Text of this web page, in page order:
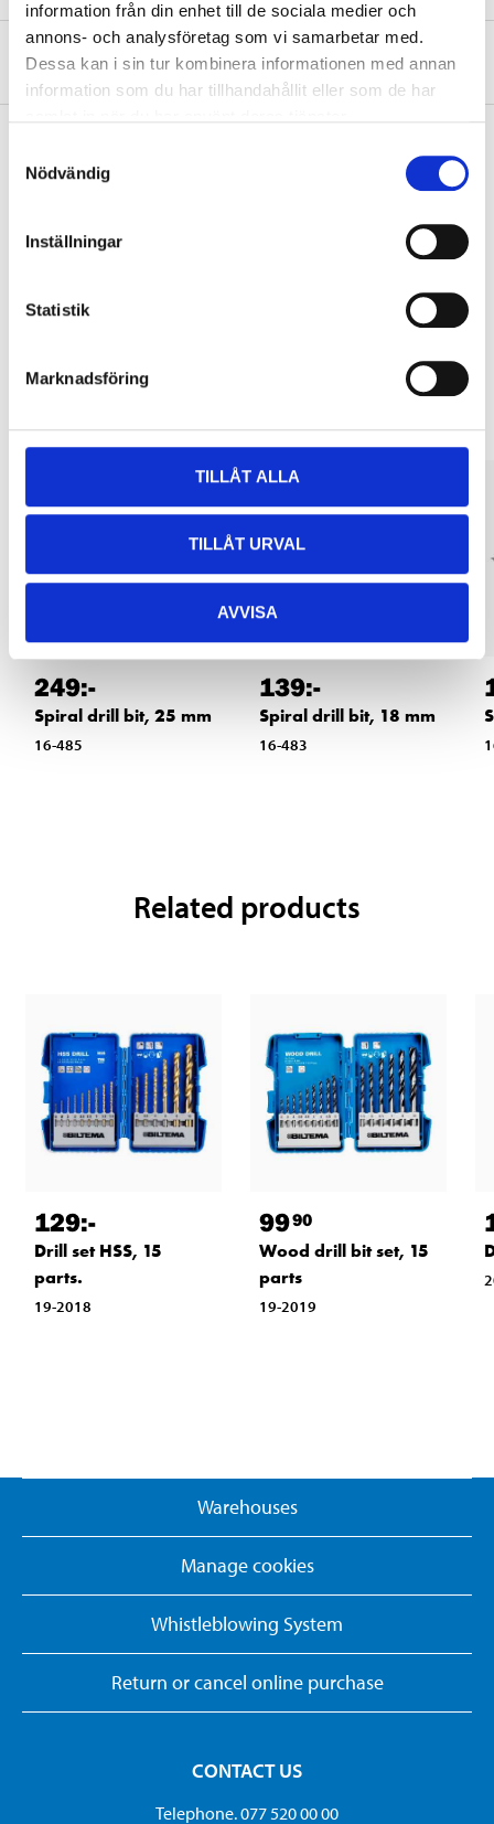
information från din enhet till de sociala medier och
annons- och analysföretag som vi samarbetar med.
Dessa kan i sin tur kombinera informationen med annan
information som du har tillhandahållit eller som de har
Nödvändig
Inställningar
Statistik
Marknadsföring
TILLÅT ALLA
TILLÅT URVAL
AVVISA
About the manufacturer
Pay & Collect in your local store within 2 hours! For more information
Other customers also bought
249:-
Spiral drill bit, 25 mm
16-485
139:-
Spiral drill bit, 18 mm
16-483
Related products
129:-
Drill set HSS, 15
parts.
19-2018
9990
Wood drill bit set, 15
parts
19-2019
Warehouses
Manage cookies
Whistleblowing System
Return or cancel online purchase
CONTACT US
Telephone. 077 520 00 00